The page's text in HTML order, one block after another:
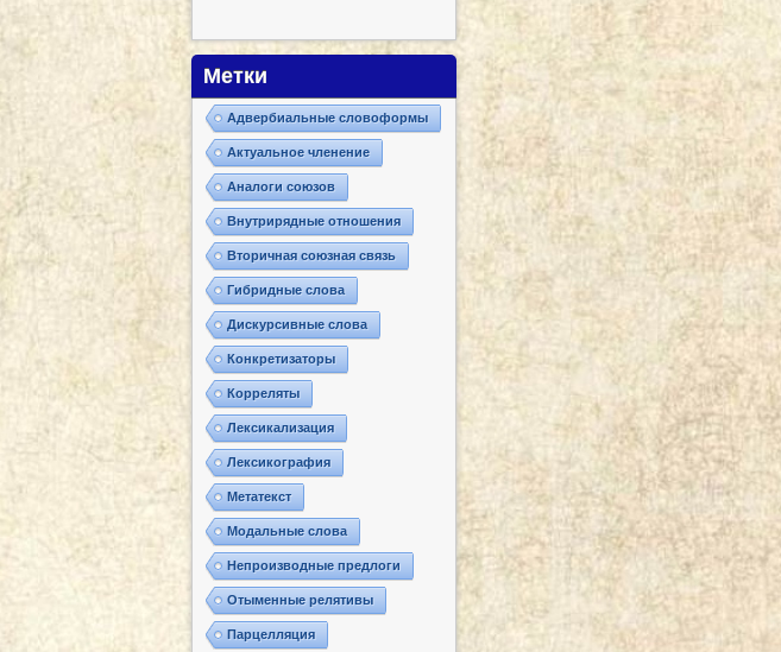
Метки
Адвербиальные словоформы
Актуальное членение
Аналоги союзов
Внутрирядные отношения
Вторичная союзная связь
Гибридные слова
Дискурсивные слова
Конкретизаторы
Корреляты
Лексикализация
Лексикография
Метатекст
Модальные слова
Непроизводные предлоги
Отыменные релятивы
Парцелляция